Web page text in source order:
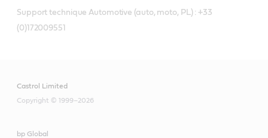
Support technique Automotive (auto, moto, PL) : +33
(0)172009551
Castrol Limited
Copyright © 1999–2026
bp Global